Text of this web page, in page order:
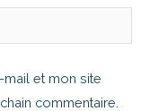
et mon site
commentaire.